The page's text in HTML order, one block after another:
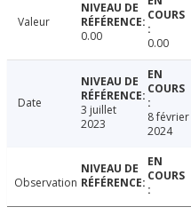
Valeur
0.00
0.00
Date
3 juillet
2023
8 février
2024
Observation